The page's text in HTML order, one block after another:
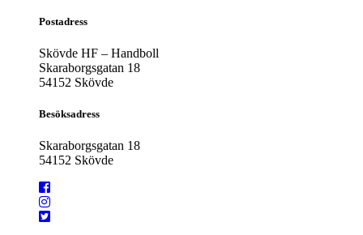
Postadress
Skövde HF – Handboll
Skaraborgsgatan 18
54152 Skövde
Besöksadress
Skaraborgsgatan 18
54152 Skövde